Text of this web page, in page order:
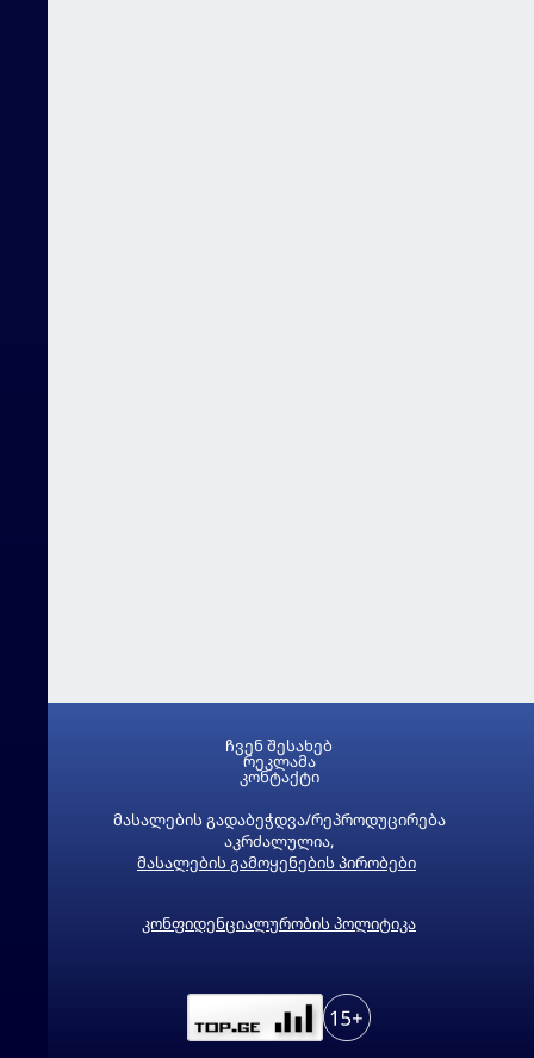
მასალების გადაბეჭდვა/რეპროდუცირება
აკრძალულია,
მასალების გამოყენების პირობები
კონფიდენციალურობის პოლიტიკა
ჩვენ შესახებ
რეკლამა
კონტაქტი